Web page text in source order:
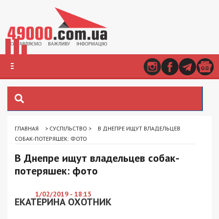
ГЛАВНАЯ > СУСПІЛЬСТВО >
В ДНЕПРЕ ИЩУТ ВЛАДЕЛЬЦЕВ
СОБАК-ПОТЕРЯШЕК: ФОТО
В Днепре ищут владельцев собак-
потеряшек: фото
1/02/2019 - 18:15
ЕКАТЕРИНА ОХОТНИК